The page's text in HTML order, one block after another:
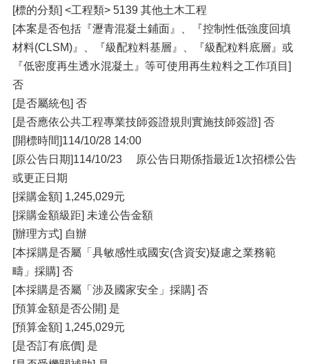
[標的分類] <工程類> 5139 其他土木工程
[本案是否包括『瀝青混凝土鋪面』、『控制性低強度回填
材料(CLSM)』、『級配粒料基層』、『級配粒料底層』或
『低密度再生透水混凝土』等可使用再生粒料之工作項目]
否
[是否屬統包] 否
[是否應依公共工程專業技師簽證規則實施技師簽證] 否
[開標時間]114/10/28 14:00
[原公告日期]114/10/23 原公告日期係指最近1次招標公告
或更正日期
[採購金額] 1,245,029元
[採購金額級距] 未達公告金額
[辦理方式] 自辦
[本採購是否屬「具敏感性或國安(含資安)疑慮之業務範
疇」採購] 否
[本採購是否屬「涉及國家安全」採購] 否
[預算金額是否公開] 是
[預算金額] 1,245,029元
[是否訂有底價] 是